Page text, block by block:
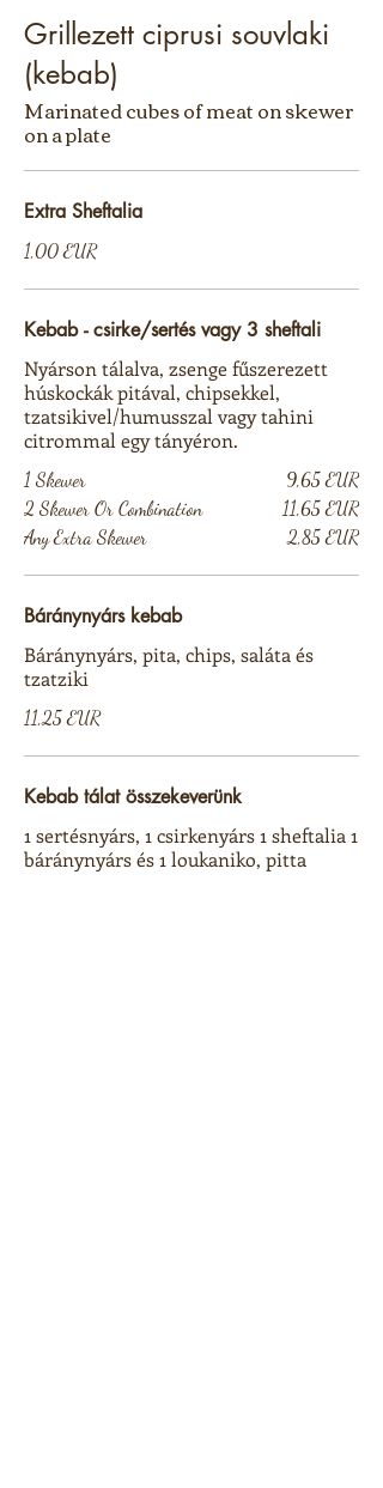
Grillezett ciprusi souvlaki
(kebab)
Marinated cubes of meat on skewer
on a plate
Extra Sheftalia
1,00 EUR
Kebab - csirke/sertés vagy 3 sheftali
Nyárson tálalva, zsenge fűszerezett
húskockák pitával, chipsekkel,
tzatsikivel/humusszal vagy tahini
citrommal egy tányéron.
1 Skewer
9,65 EUR
2 Skewer Or Combination
11,65 EUR
Any Extra Skewer
2,85 EUR
Báránynyárs kebab
Báránynyárs, pita, chips, saláta és
tzatziki
11,25 EUR
Kebab tálat összekeverünk
1 sertésnyárs, 1 csirkenyárs 1 sheftalia 1
báránynyárs és 1 loukaniko, pitta